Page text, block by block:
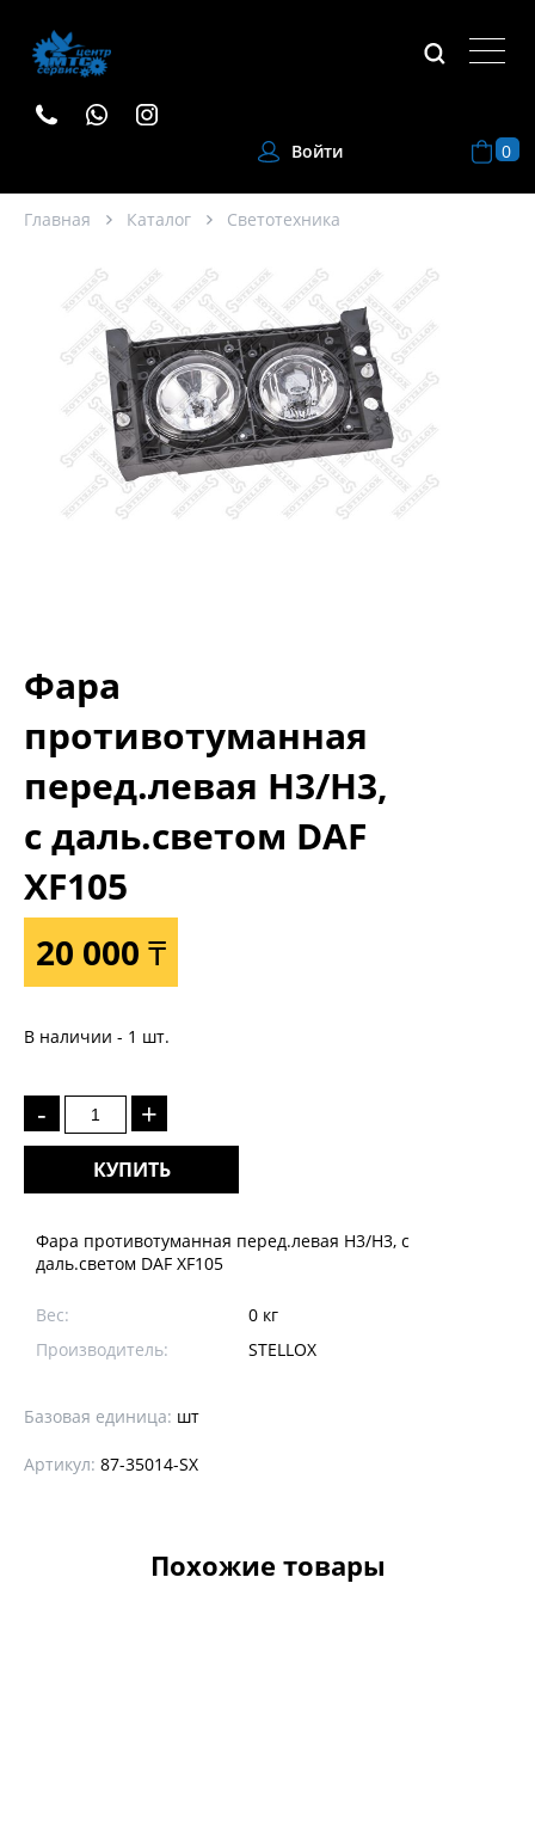
Войти 0
Главная Каталог Светотехника
Фара
противотуманная
перед.левая H3/H3,
с даль.светом DAF
XF105
20 000 ₸
В наличии - 1 шт.
- +
КУПИТЬ
Фара противотуманная перед.левая H3/H3, с
даль.светом DAF XF105
Вес:
0 кг
Производитель:
STELLOX
Базовая единица: шт
Артикул: 87-35014-SX
Похожие товары